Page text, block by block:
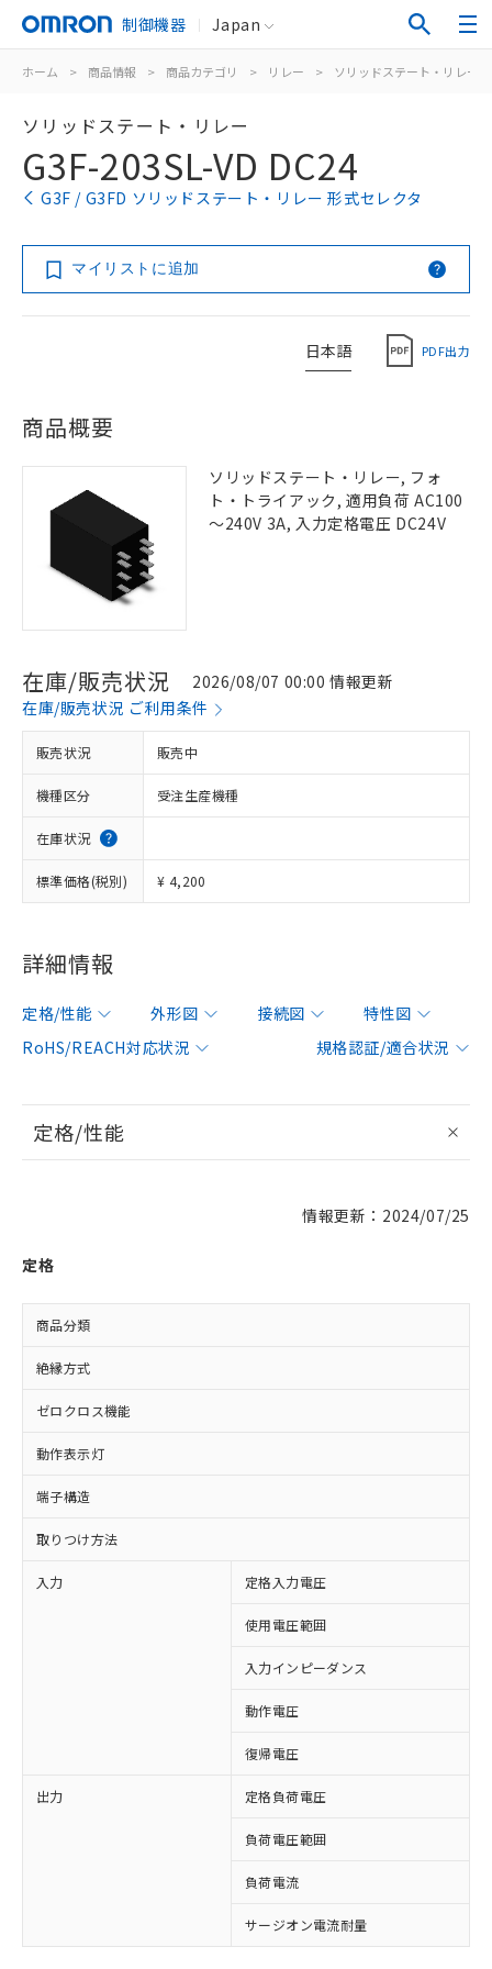
制御機器 Japan
ホーム > 商品情報 > 商品カテゴリ > リレー > ソリッドステート・リレー
ソリッドステート・リレー
G3F-203SL-VD DC24
G3F / G3FD ソリッドステート・リレー 形式セレクタ
マイリストに追加
日本語 PDF出力
商品概要
ソリッドステート・リレー, フォ
ト・トライアック, 適用負荷 AC100
～240V 3A, 入力定格電圧 DC24V
在庫/販売状況
2026/08/07 00:00 情報更新
在庫/販売状況 ご利用条件
販売状況 販売中
機種区分 受注生産機種
在庫状況
標準価格(税別) ¥ 4,200
詳細情報
定格/性能 外形図 接続図
特性図
RoHS/REACH対応状況
規格認証/適合状況
定格/性能
情報更新：2024/07/25
定格
商品分類
絶縁方式
ゼロクロス機能
動作表示灯
端子構造
取りつけ方法
入力 定格入力電圧
使用電圧範囲
入力インピーダンス
動作電圧
復帰電圧
出力 定格負荷電圧
負荷電圧範囲
負荷電流
サージオン電流耐量
対応済み：EU RoHS指令（10物質）の
対応予定：EU RoHS指令（10物質）の非含